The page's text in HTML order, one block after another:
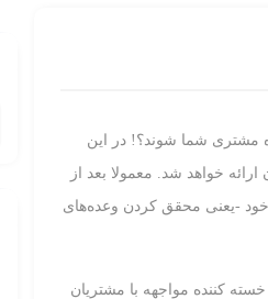
مشتری شما شوند؟! در این
خواهد شد. معمولا بعد از
خود -یعنی محقق کردن وعده‌های
کننده مواجهه با مشتریان